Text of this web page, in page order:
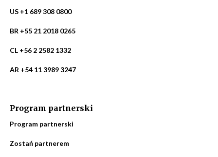
US +1 689 308 0800
BR +55 21 2018 0265
CL +56 2 2582 1332
AR +54 11 3989 3247
Program partnerski
Program partnerski
Zostań partnerem